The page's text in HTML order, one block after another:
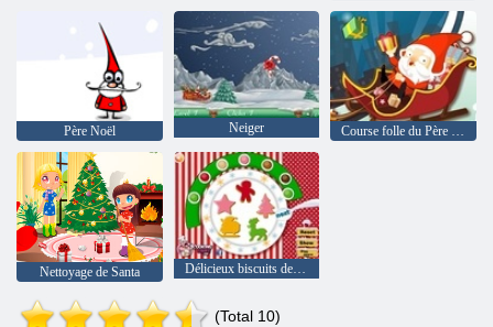
Père Noël Neiger
Nettoyage de Santa Délicieux biscuits de Noël
(Total 10)